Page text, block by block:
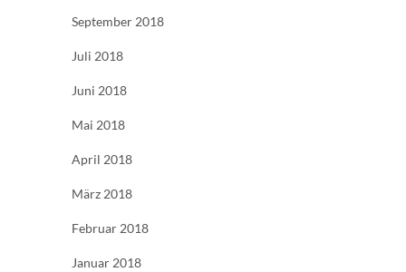
September 2018
Juli 2018
Juni 2018
Mai 2018
April 2018
März 2018
Februar 2018
Januar 2018